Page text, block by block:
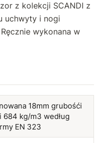
z kolekcji SCANDI z
uchwyty i nogi
wykonana w
18mm grubośći
684 kg/m3 według
EN 323